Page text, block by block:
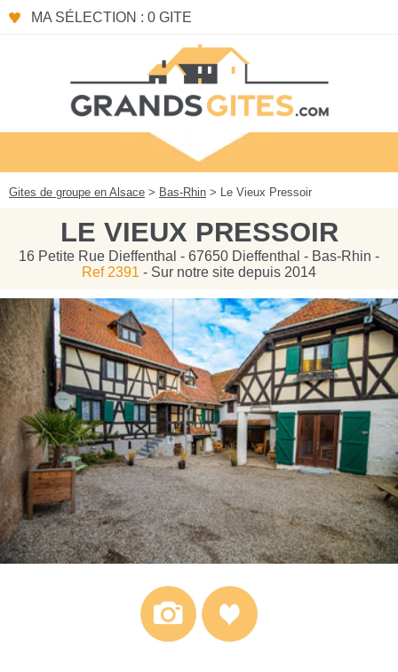
MA SÉLECTION : 0 GITE
Gites de groupe en Alsace > Bas-Rhin > Le Vieux Pressoir
LE VIEUX PRESSOIR
16 Petite Rue Dieffenthal - 67650 Dieffenthal - Bas-Rhin -
Ref 2391 - Sur notre site depuis 2014
Panneau de gestion des cookies